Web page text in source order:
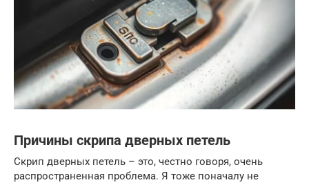
Причины скрипа дверных петель
Скрип дверных петель – это, честно говоря, очень
распространенная проблема. Я тоже поначалу не